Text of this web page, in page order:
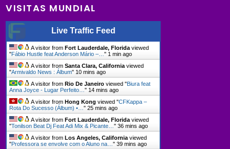
VISITAS MUNDIAL
Live Traffic Feed
A visitor fromFort Lauderdale, Florida viewed
"Fábio Hustle feat Anderson Mário –…" 1 min ago
A visitor fromSanta Clara, California viewed
"Armivaldo News : Álbum" 10 mins ago
A visitor fromRio De Janeiro viewed "Biura feat
Anna Joyce - Lugar Perfeito…" 14 mins ago
A visitor fromHong Kong viewed "CFKappa –
Rota Do Sucesso (Álbum) •…"25 mins ago
A visitor fromFort Lauderdale, Florida viewed
"Tonilson Beat Dj Feat Adi Mix & Picante…"36 mins ago
A visitor fromLos Angeles, California viewed
"Professora se envolve com o Aluno na…"39 mins ago